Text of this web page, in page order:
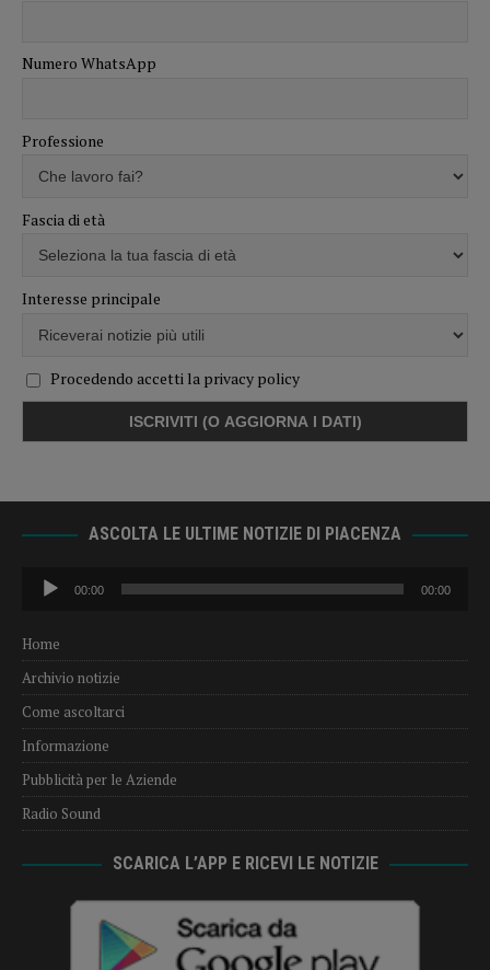
Numero WhatsApp
Professione
Fascia di età
Interesse principale
Procedendo accetti la privacy policy
ASCOLTA LE ULTIME NOTIZIE DI PIACENZA
Audio
Player
00:00 00:00
Home
Archivio notizie
Come ascoltarci
Informazione
Pubblicità per le Aziende
Radio Sound
SCARICA L’APP E RICEVI LE NOTIZIE